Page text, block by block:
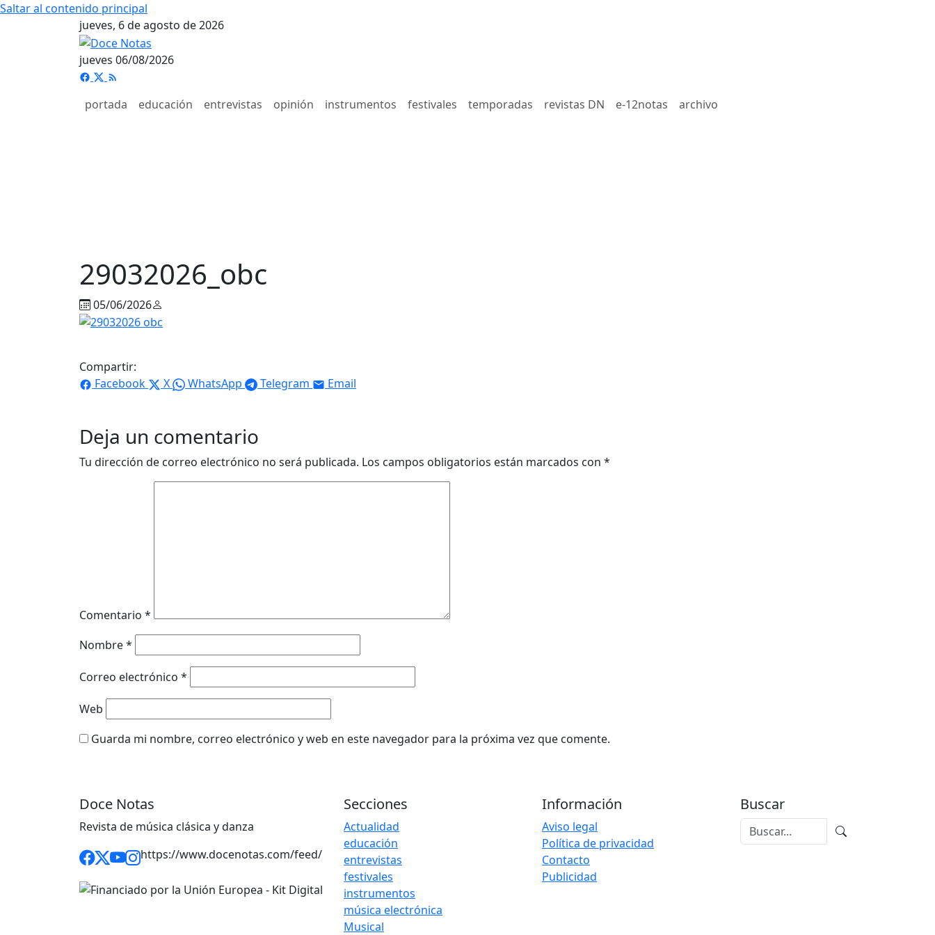
Saltar al contenido principal
jueves, 6 de agosto de 2026
jueves 06/08/2026
portada educación entrevistas opinión instrumentos festivales temporadas revistas DN e-12notas archivo
29032026_obc
05/06/2026
Compartir:
Facebook
X WhatsApp Telegram Email
Deja un comentario
Tu dirección de correo electrónico no será publicada. Los campos obligatorios están marcados con *
Comentario *
Nombre*
Correo electrónico *
Web
Guarda mi nombre, correo electrónico y web en este navegador para la próxima vez que comente.
Doce Notas
Revista de música clásica y danza
https://www.docenotas.com/feed/
Secciones
Actualidad
educación
entrevistas
festivales
instrumentos
música electrónica
Musical
Información
Aviso legal
Política de privacidad
Contacto
Publicidad
Buscar